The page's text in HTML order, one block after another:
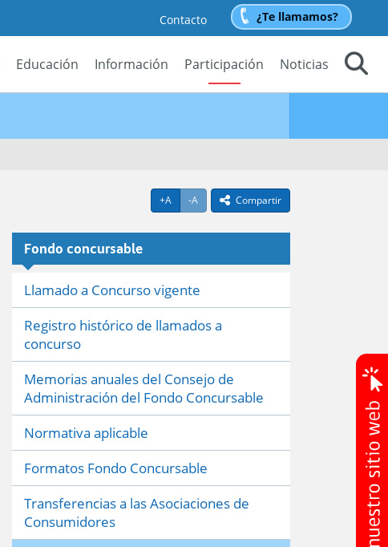
Contacto ¿Te llamamos?
Educación Información Participación
Noticias
+AAgrandar texto
-AAchicar textoicono compartir
Compartir
Fondo concursable
Llamado a Concurso vigente
Registro histórico de llamados a
concurso
Memorias anuales del Consejo de
Administración del Fondo Concursable
Normativa aplicable
Formatos Fondo Concursable
Transferencias a las Asociaciones de
Consumidores